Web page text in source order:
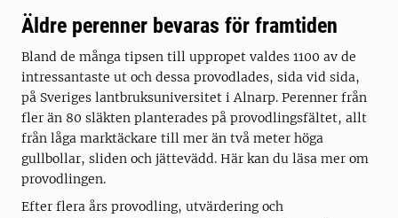
Äldre perenner bevaras för framtiden
Bland de många tipsen till uppropet valdes 1100 av de
intressantaste ut och dessa provodlades, sida vid sida,
på Sveriges lantbruksuniversitet i Alnarp. Perenner från
fler än 80 släkten planterades på provodlingsfältet, allt
från låga marktäckare till mer än två meter höga
gullbollar, sliden och jättevädd. Här kan du läsa mer om
provodlingen.
Efter flera års provodling, utvärdering och